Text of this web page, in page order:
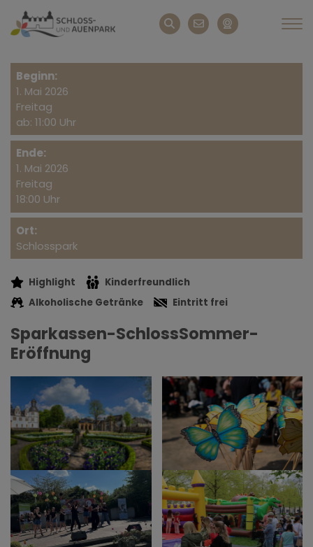
Beginn:
1. Mai 2026
Freitag
ab: 11:00 Uhr
Ende:
1. Mai 2026
Freitag
18:00 Uhr
Ort:
Schlosspark
Highlight
Kinderfreundlich
Alkoholische Getränke
Eintritt frei
Sparkassen-SchlossSommer-
Eröffnung